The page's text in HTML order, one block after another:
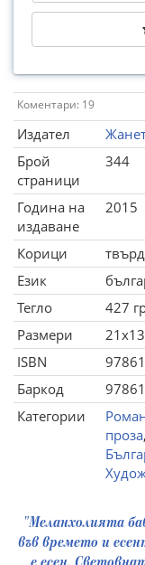
Коментари: 19
Издател
Брой
страници
344
Година на
издаване
2015
Корици
Език
Тегло
427
Размери
21x13
ISBN
Баркод
Категории
проза,
"Меланхолията
във времето и